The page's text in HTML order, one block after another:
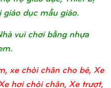
dục mẫu giáo.
vui chơi bằng nhựa
xe chòi chân cho bé, Xe
hơi chòi chân, Xe trượt,